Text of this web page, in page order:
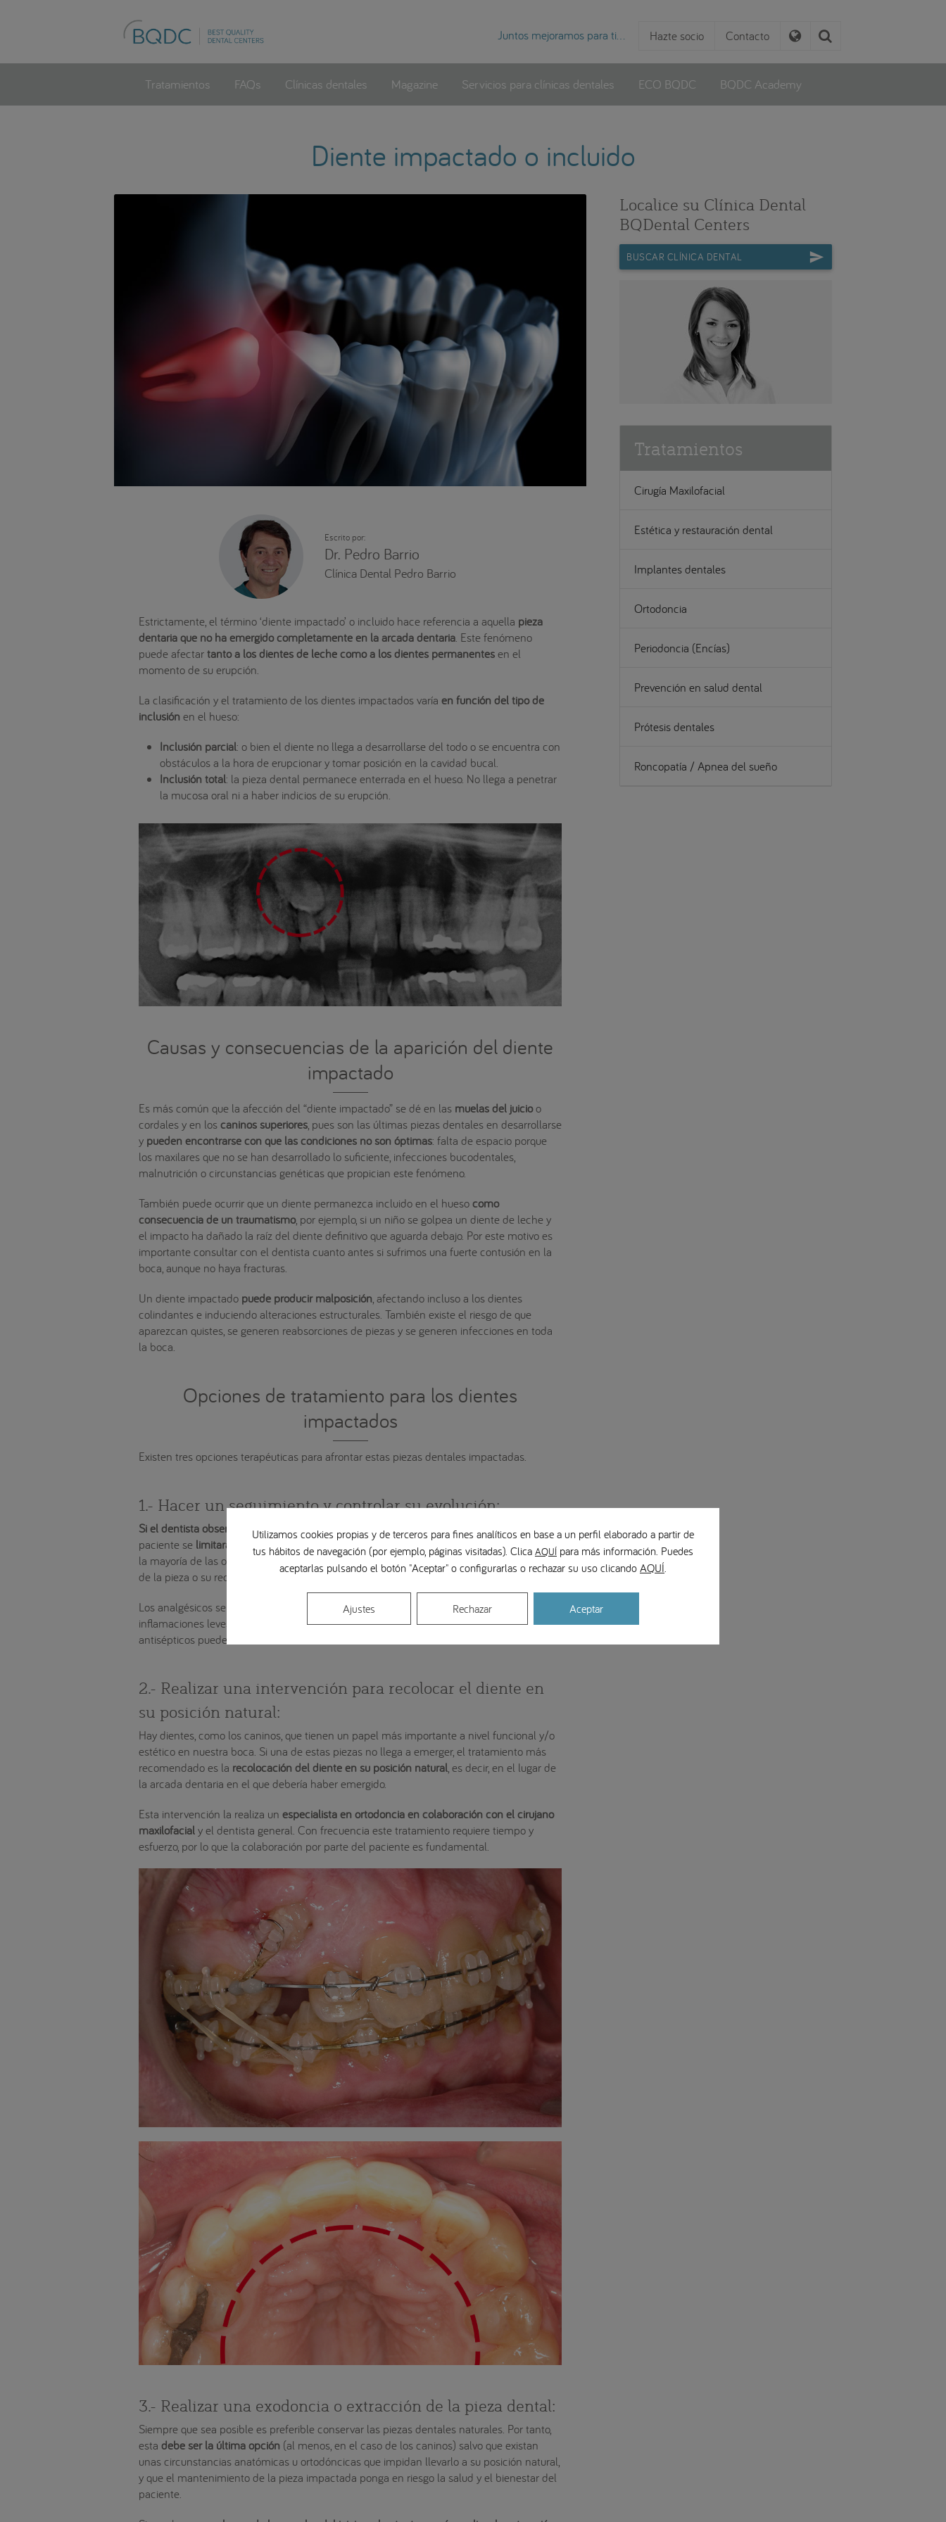
Juntos mejoramos para ti... Hazte socio Contacto
Tratamientos FAQs Clínicas dentales Magazine Servicios para clínicas dentales ECO BQDC BQDC Academy
Diente impactado o incluido
Escrito por:
Dr. Pedro Barrio
Clínica Dental Pedro Barrio
Estrictamente, el término ‘diente impactado’ o incluido hace referencia a aquella pieza
dentaria que no ha emergido completamente en la arcada dentaria . Este fenómeno
puede afectartanto a los dientes de leche como a los dientes permanentesen el
momento de su erupción.
La clasificación y el tratamiento de los dientes impactados varíaen función del tipo de
inclusión en el hueso:
Inclusión parcial: o bien el diente no llega a desarrollarse del todo o se encuentra con
obstáculos a la hora de erupcionar y tomar posición en la cavidad bucal.
Inclusión total: la pieza dental permanece enterrada en el hueso. No llega a penetrar
la mucosa oral ni a haber indicios de su erupción.
Causas y consecuencias de la aparición del diente
impactado
Es más común que la afección del “diente impactado” se dé en las muelas del juicioo
cordales y en loscaninos superiores , pues son las últimas piezas dentales en desarrollarse
y pueden encontrarse con que las condiciones no son óptimas: falta de espacio porque
los maxilares que no se han desarrollado lo suficiente, infecciones bucodentales,
malnutrición o circunstancias genéticas que propician este fenómeno.
También puede ocurrir que un diente permanezca incluido en el huesocomo
consecuencia de un traumatismo, por ejemplo, si un niño se golpea un diente de leche y
el impacto ha dañado la raíz del diente definitivo que aguarda debajo. Por este motivo es
importante consultar con el dentista cuanto antes si sufrimos una fuerte contusión en la
boca, aunque no haya fracturas.
Un diente impactado puede producir malposición , afectando incluso a los dientes
colindantes e induciendo alteraciones estructurales. También existe el riesgo de que
aparezcan quistes, se generen reabsorciones de piezas y se generen infecciones en toda
la boca.
Opciones de tratamiento para los dientes
impactados
Existen tres opciones terapéuticas para afrontar estas piezas dentales impactadas.
1.- Hacer un seguimiento y controlar su evolución:
Si el dentista observa que el diente impactado no produce daños
graves en la salud del
paciente se limitará a realizar un seguimiento para controlar su evolución. No obstante, en
la mayoría de las ocasiones será necesario recurrir a otro tratamiento, como la extracción
de la pieza o su recolocación.
Los analgésicos se pueden tomar si el diente impactado está causando molestias o
inflamaciones leves. Los enjuagues bucales con agua tibia con sal y/o colutorios
antisépticos pueden aliviar estos síntomas.
2.- Realizar una intervención para recolocar el diente en
su posición natural:
Hay dientes, como los caninos, que tienen un papel más importante a nivel funcional y/o
estético en nuestra boca. Si una de estas piezas no llega a emerger, el tratamiento más
recomendado es la recolocación del diente en su posición natural , es decir, en el lugar de
la arcada dentaria en el que debería haber emergido.
Esta intervención la realiza unespecialista en ortodoncia en colaboración con el cirujano
maxilofacialy el dentista general. Con frecuencia este tratamiento requiere tiempo y
esfuerzo, por lo que la colaboración por parte del paciente es fundamental.
3.- Realizar una exodoncia o extracción de la pieza dental:
Siempre que sea posible es preferible conservar las piezas dentales naturales. Por tanto,
estadebe ser la última opción (al menos, en el caso de los caninos) salvo que existan
unas circunstancias anatómicas u ortodóncicas que impidan llevarlo a su posición natural,
y que el mantenimiento de la pieza impactada ponga en riesgo la salud y el bienestar del
paciente.
Localice su Clínica Dental
BQDental Centers
BUSCAR CLÍNICA DENTAL
Tratamientos
Cirugía Maxilofacial
Estética y restauración dental
Implantes dentales
Ortodoncia
Periodoncia (Encías)
Prevención en salud dental
Prótesis dentales
Roncopatía / Apnea del sueño
Utilizamos cookies propias y de terceros para fines analíticos en base a un perfil elaborado a partir de
tus hábitos de navegación (por ejemplo, páginas visitadas). Clica AQUÍ para más información. Puedes
aceptarlas pulsando el botón "Aceptar" o configurarlas o rechazar su uso clicando AQUÍ.
Aceptar
Rechazar
Ajustes